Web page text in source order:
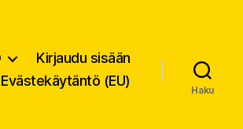
Kirjaudu sisään
Evästekäytäntö (EU)
Haku